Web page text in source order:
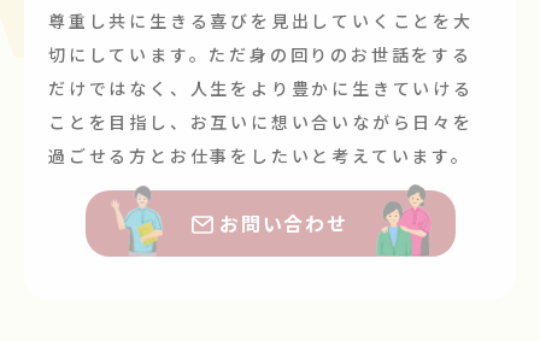
尊重し共に生きる喜びを見出していくことを大
切にしています。ただ身の回りのお世話をする
だけではなく、人生をより豊かに生きていける
ことを目指し、お互いに想い合いながら日々を
過ごせる方とお仕事をしたいと考えています。
お問い合わせ